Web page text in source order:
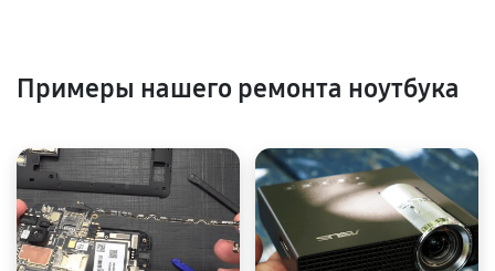
Примеры нашего ремонта ноутбука